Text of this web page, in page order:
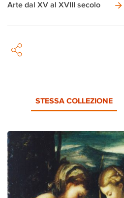
Arte dal XV al XVIII secolo
STESSA COLLEZIONE